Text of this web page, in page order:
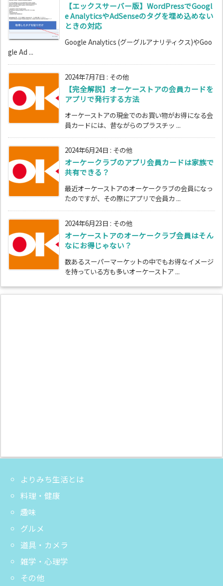
【エックスサーバー版】WordPressでGoogl
e AnalyticsやAdSenseのタグを埋め込めない
ときの対応
Google Analytics (グーグルアナリティクス)やGoo
gle Ad ...
2024年7月7日 : その他
【完全解説】オーケーストアの会員カードを
アプリで発行する方法
オーケーストアの現金でのお買い物がお得になる会
員カードには、昔ながらのプラスチッ ...
2024年6月24日 : その他
オーケークラブのアプリ会員カードは家族で
共有できる？
最近オーケーストアのオーケークラブの会員になっ
たのですが、その際にアプリで会員カ ...
2024年6月23日 : その他
オーケーストアのオーケークラブ会員はそん
なにお得じゃない？
数あるスーパーマーケットの中でもお得なイメージ
を持っている方も多いオーケーストア ...
よりみち生活とは
料理・健康
趣味
グルメ
道具・カメラ
雑学・心理学
その他